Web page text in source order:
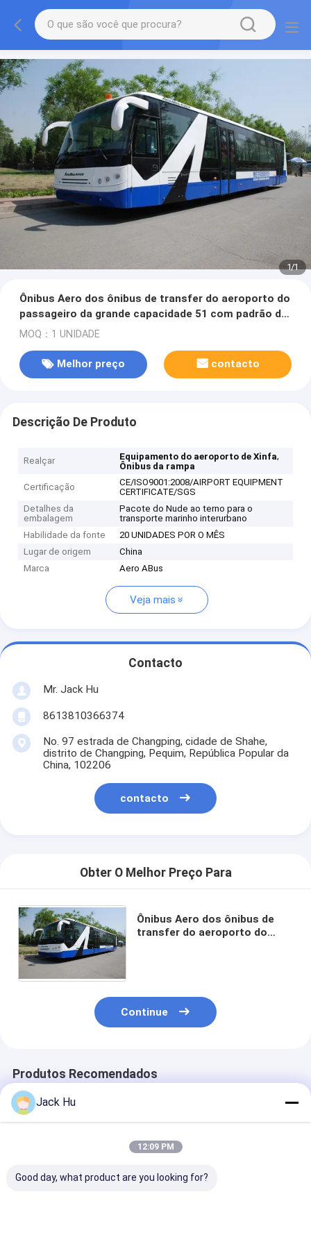
1/1
Ônibus Aero dos ônibus de transfer do aeroporto do
passageiro da grande capacidade 51 com padrão do
IATA
MOQ：1 UNIDADE
Melhor preço contacto
Descrição De Produto
Realçar Equipamento do aeroporto de Xinfa,
Ônibus da rampa
Certificação
CE/ISO9001:2008/AIRPORT EQUIPMENT
CERTIFICATE/SGS
Detalhes da
embalagem
Pacote do Nude ao terno para o
transporte marinho interurbano
Habilidade da fonte
20 UNIDADES POR O MÊS
Lugar de origem
China
Marca
Aero ABus
Veja mais
Contacto
Mr. Jack Hu
8613810366374
No. 97 estrada de Changping, cidade de Shahe,
distrito de Changping, Pequim, República Popular da
China, 102206
contacto
Obter O Melhor Preço Para
Ônibus Aero dos ônibus de
transfer do aeroporto do
Continue
Produtos Recomendados
Jack Hu
12:09 PM
Good day, what product are you looking for?